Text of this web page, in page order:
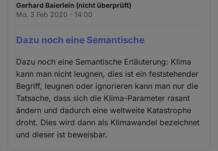
Gerhard Baierlein (nicht überprüft)
Mo. 3 Feb 2020 - 14:00
Dazu noch eine Semantische
Dazu noch eine Semantische Erläuterung: Klima
kann man nicht leugnen, dies ist ein feststehender
Begriff, leugnen oder ignorieren kann man nur die
Tatsache, dass sich die Klima-Parameter rasant
ändern und dadurch eine weltweite Katastrophe
droht. Dies wird dann als Klimawandel bezeichnet
und dieser ist beweisbar.